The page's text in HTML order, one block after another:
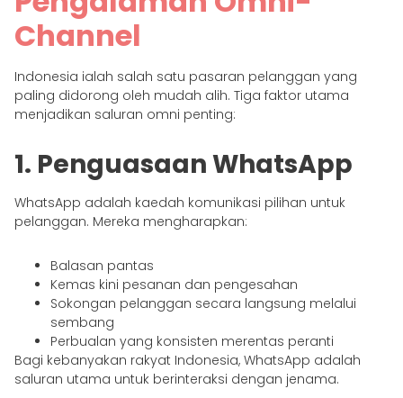
Channel
Indonesia ialah salah satu pasaran pelanggan yang
paling didorong oleh mudah alih. Tiga faktor utama
menjadikan saluran omni penting:
1. Penguasaan WhatsApp
WhatsApp adalah kaedah komunikasi pilihan untuk
pelanggan. Mereka mengharapkan:
Balasan pantas
Kemas kini pesanan dan pengesahan
Sokongan pelanggan secara langsung melalui
sembang
Perbualan yang konsisten merentas peranti
Bagi kebanyakan rakyat Indonesia, WhatsApp adalah
saluran utama untuk berinteraksi dengan jenama.